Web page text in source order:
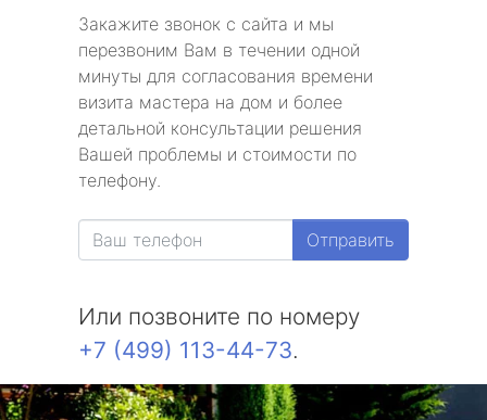
Закажите звонок с сайта и мы
перезвоним Вам в течении одной
минуты для согласования времени
визита мастера на дом и более
детальной консультации решения
Вашей проблемы и стоимости по
телефону.
Отправить
Или позвоните по номеру
+7 (499) 113-44-73.